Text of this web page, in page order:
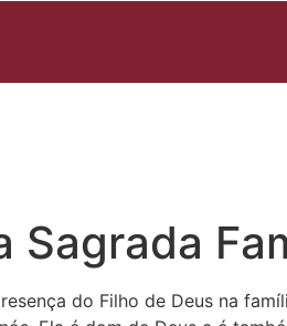
Sagrada
do Filho de Deus na